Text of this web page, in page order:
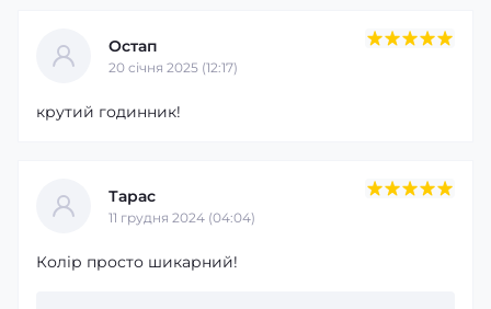
Остап
20 cічня 2025 (12:17)
крутий годинник!
Тарас
11 грудня 2024 (04:04)
Колір просто шикарний!